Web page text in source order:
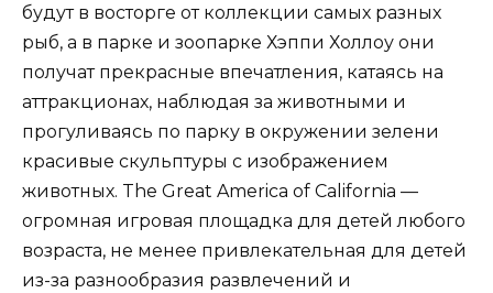
будут в восторге от коллекции самых разных
рыб, а в парке и зоопарке Хэппи Холлоу они
получат прекрасные впечатления, катаясь на
аттракционах, наблюдая за животными и
прогуливаясь по парку в окружении зелени
красивые скульптуры с изображением
животных. The Great America of California —
огромная игровая площадка для детей любого
возраста, не менее привлекательная для детей
из-за разнообразия развлечений и